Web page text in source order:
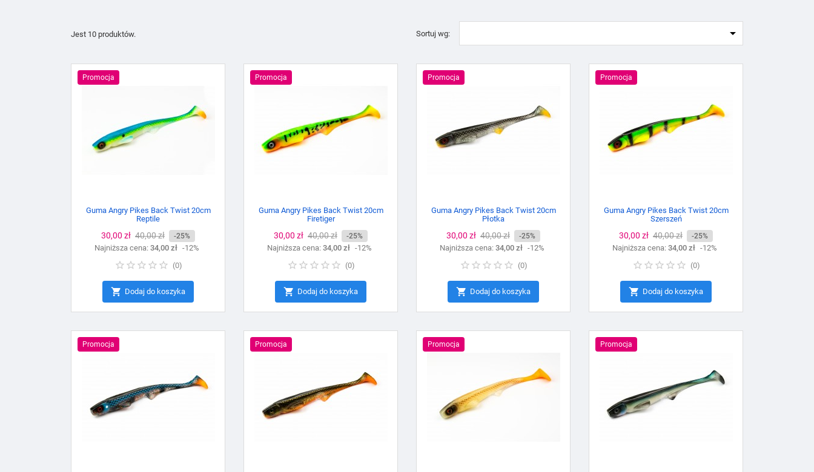
Jest 10 produktów. Sortuj wg: 
Promocja
Guma Angry Pikes Back Twist 20cm
Reptile
Cena
30,00 zł Cena
podstawowa
40,00 zł -25%
Najniższa cena: 34,00 zł -12%
(0)
 Dodaj do koszyka
Promocja
Guma Angry Pikes Back Twist 20cm
Firetiger
Cena
30,00 zł Cena
podstawowa
40,00 zł -25%
Najniższa cena: 34,00 zł -12%
(0)
 Dodaj do koszyka
Promocja
Guma Angry Pikes Back Twist 20cm
Płotka
Cena
30,00 zł Cena
podstawowa
40,00 zł -25%
Najniższa cena: 34,00 zł -12%
(0)
 Dodaj do koszyka
Promocja
Guma Angry Pikes Back Twist 20cm
Szerszeń
Cena
30,00 zł Cena
podstawowa
40,00 zł -25%
Najniższa cena: 34,00 zł -12%
(0)
 Dodaj do koszyka
Promocja Promocja Promocja Promocja